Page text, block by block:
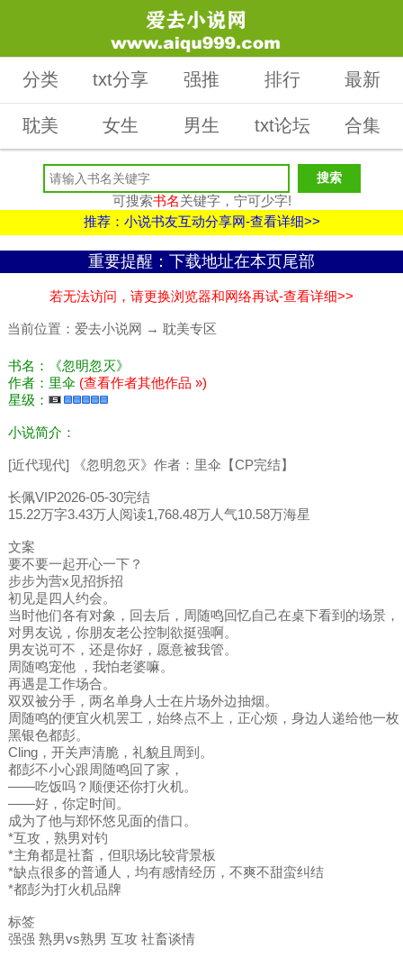
分类 txt分享 强推 排行 最新
耽美 女生 男生 txt论坛 合集
可搜索书名关键字，宁可少字!
推荐：小说书友互动分享网-查看详细>>
重要提醒：下载地址在本页尾部
若无法访问，请更换浏览器和网络再试-查看详细>>
当前位置： 爱去小说网 → 耽美专区
书名：《忽明忽灭》
作者：里伞 (查看作者其他作品 »)
星级：
小说简介：
[近代现代] 《忽明忽灭》作者：里伞【CP完结】
长佩VIP2026-05-30完结
15.22万字3.43万人阅读1,768.48万人气10.58万海星
文案
要不要一起开心一下？
步步为营x见招拆招
初见是四人约会。
当时他们各有对象，回去后，周随鸣回忆自己在桌下看到的场景，
对男友说，你朋友老公控制欲挺强啊。
男友说可不，还是你好，愿意被我管。
周随鸣宠他 ，我怕老婆嘛。
再遇是工作场合。
双双被分手，两名单身人士在片场外边抽烟。
周随鸣的便宜火机罢工，始终点不上，正心烦，身边人递给他一枚
黑银色都彭。
Cling，开关声清脆，礼貌且周到。
都彭不小心跟周随鸣回了家，
——吃饭吗？顺便还你打火机。
——好，你定时间。
成为了他与郑怀悠见面的借口。
*互攻，熟男对钓
*主角都是社畜，但职场比较背景板
*缺点很多的普通人，均有感情经历，不爽不甜蛮纠结
*都彭为打火机品牌
标签
强强 熟男vs熟男 互攻 社畜谈情